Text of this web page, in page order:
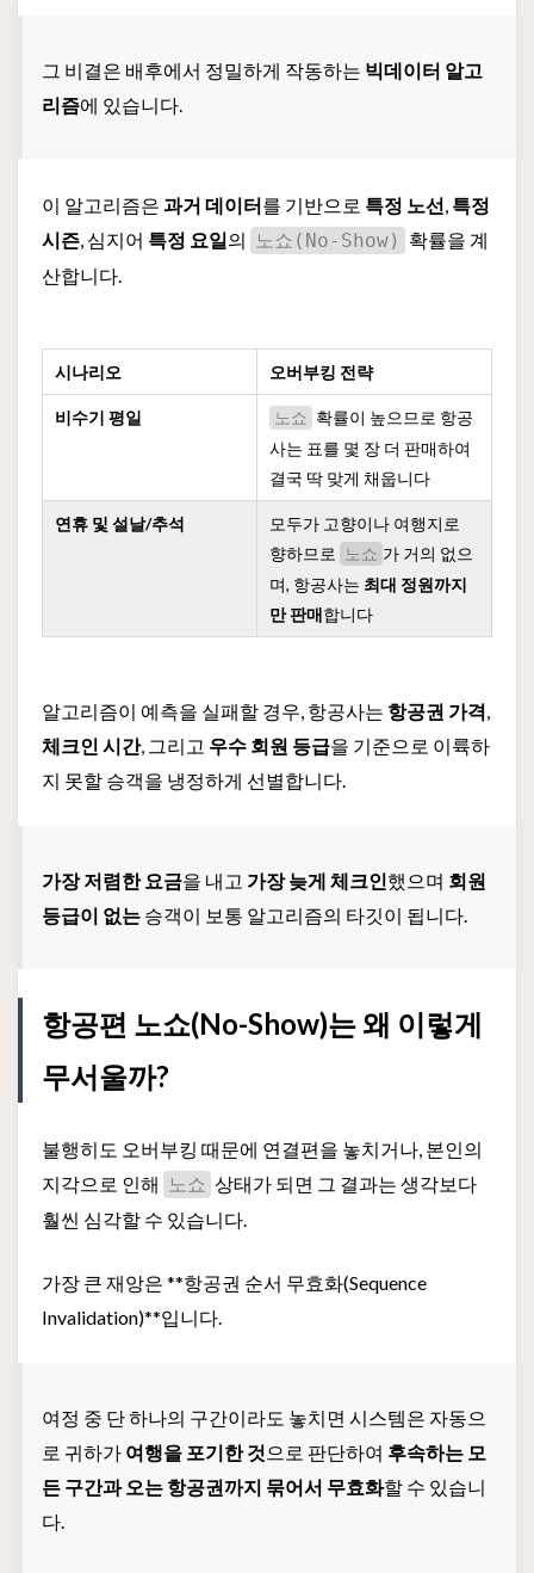
그 비결은 배후에서 정밀하게 작동하는 빅데이터 알고
리즘에 있습니다.
이 알고리즘은 과거 데이터를 기반으로 특정 노선 특정
시즌 , 심지어 특정 요일의 노쇼(No-Show) 확률을 계
산합니다.
시나리오 오버부킹 전략
비수기 평일 노쇼 확률이 높으므로 항공
사는 표를 몇 장 더 판매하여
결국 딱 맞게 채웁니다
연휴 및 설날/추석
모두가 고향이나 여행지로
향하므로
노쇼 가 거의 없으
며, 항공사는 최대 정원까지
만 판매합니다
알고리즘이 예측을 실패할 경우, 항공사는 항공권 가격
체크인 시간, 그리고 우수 회원 등급을 기준으로 이륙하
지 못할 승객을 냉정하게 선별합니다.
가장 저렴한 요금을 내고 가장 늦게 체크인했으며 회원
등급이 없는 승객이 보통 알고리즘의 타깃이 됩니다.
항공편 노쇼(No-Show)는 왜 이렇게
무서울까?
불행히도 오버부킹 때문에 연결편을 놓치거나, 본인의
지각으로 인해
노쇼 상태가 되면 그 결과는 생각보다
훨씬 심각할 수 있습니다.
가장 큰 재앙은 **항공권 순서 무효화(Sequence
Invalidation)**입니다.
여정 중 단 하나의 구간이라도 놓치면 시스템은 자동으
로 귀하가 여행을 포기한 것으로 판단하여 후속하는 모
든 구간과 오는 항공권까지 묶어서 무효화할 수 있습니
다.